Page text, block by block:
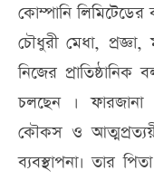
কোম্পানি
চৌধুরী মেধা, প্রজ্ঞা,
নিজের
চলছেন ।
কৌকস ও
ব্যবস্থাপনা। তার